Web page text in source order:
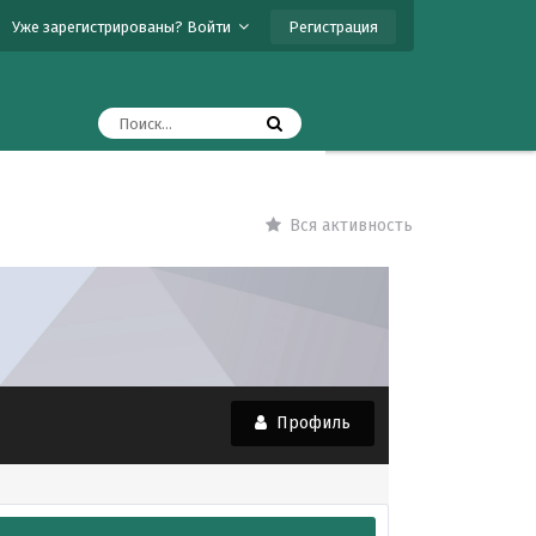
Уже зарегистрированы? Войти Регистрация
Вся активность
Профиль